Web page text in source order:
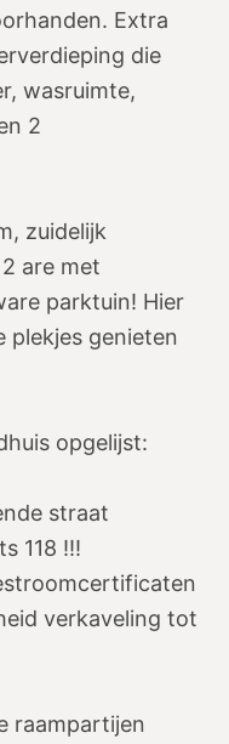
Extra
die
wasruimte,
2
zuidelijk
are met
parktuin! Hier
plekjes genieten
opgelijst:
straat
118 !!!
verkaveling tot
raampartijen